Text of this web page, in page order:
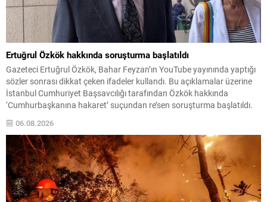
Ertuğrul Özkök hakkında soruşturma başlatıldı
Gazeteci Ertuğrul Özkök, Bahar Feyzan’ın YouTube yayınında yaptığı
sözler sonrası dikkat çeken ifadeler kullandı. Bu açıklamalar üzerine
İstanbul Cumhuriyet Başsavcılığı tarafından Özkök hakkında
‘Cumhurbaşkanına hakaret’ suçundan re’sen soruşturma başlatıldı.
Adalet Sarayı’na giderek savcılığa ifade verdi. İfadesinin ardından
adliyeden ayrıldığı bildirildi. Programdaki sözleri ve savunması...
06.08.2026